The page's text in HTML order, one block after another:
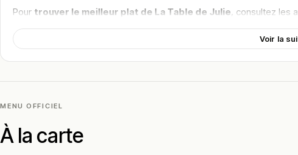
Pour trouver le meilleur plat de La Table de Julie, consultez les
saveurs et l’ambiance sophistiquée. Une adresse de choix pour les
!
Texte généré par intelligence artificielle, en attente de validation humaine.
Cette description peut contenir des erreurs, n'hésitez pas à nous aider en
Voir la
MENU OFFICIEL
À la carte